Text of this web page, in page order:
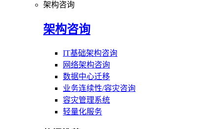
架构咨询
架构咨询
IT基础架构咨询
网络架构咨询
数据中心迁移
业务连续性/容灾咨询
容灾管理系统
轻量化服务